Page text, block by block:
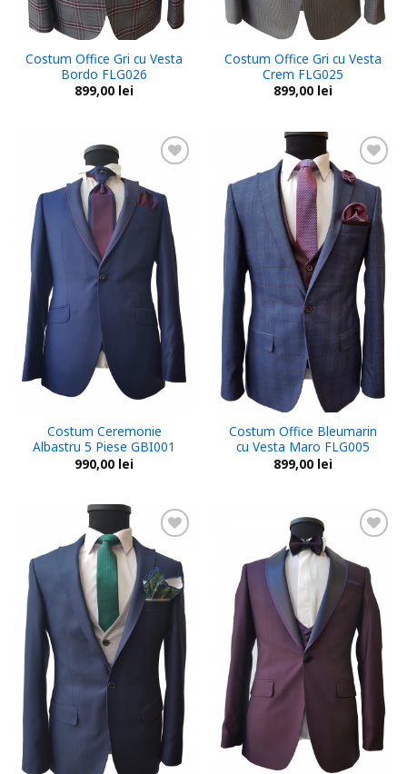
Costum Office Gri cu Vesta
Bordo FLG026
899,00 lei
Costum Office Gri cu Vesta
Crem FLG025
899,00 lei
wishlist
Costum Ceremonie
Albastru 5 Piese GBI001
990,00 lei
Add to
wishlist
Costum Office Bleumarin
cu Vesta Maro FLG005
899,00 lei
Add to
wishlist
wishlist